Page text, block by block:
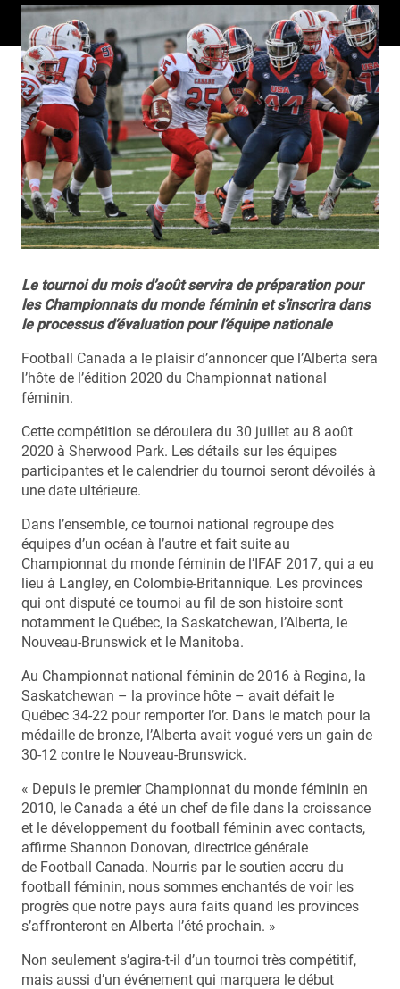
Le tournoi du mois d’août servira de préparation pour
les Championnats du monde féminin et s’inscrira dans
le processus d’évaluation pour l’équipe nationale
Football Canada a le plaisir d’annoncer que l’Alberta sera
l’hôte de l’édition 2020 du Championnat national
féminin.
Cette compétition se déroulera du 30 juillet au 8 août
2020 à Sherwood Park. Les détails sur les équipes
participantes et le calendrier du tournoi seront dévoilés à
une date ultérieure.
Dans l’ensemble, ce tournoi national regroupe des
équipes d’un océan à l’autre et fait suite au
Championnat du monde féminin de l’IFAF 2017, qui a eu
lieu à Langley, en Colombie-Britannique. Les provinces
qui ont disputé ce tournoi au fil de son histoire sont
notamment le Québec, la Saskatchewan, l’Alberta, le
Nouveau-Brunswick et le Manitoba.
Au Championnat national féminin de 2016 à Regina, la
Saskatchewan – la province hôte – avait défait le
Québec 34-22 pour remporter l’or. Dans le match pour la
médaille de bronze, l’Alberta avait vogué vers un gain de
30-12 contre le Nouveau-Brunswick.
« Depuis le premier Championnat du monde féminin en
2010, le Canada a été un chef de file dans la croissance
et le développement du football féminin avec contacts,
affirme Shannon Donovan, directrice générale
de Football Canada. Nourris par le soutien accru du
football féminin, nous sommes enchantés de voir les
progrès que notre pays aura faits quand les provinces
s’affronteront en Alberta l’été prochain. »
Non seulement s’agira-t-il d’un tournoi très compétitif,
mais aussi d’un événement qui marquera le début